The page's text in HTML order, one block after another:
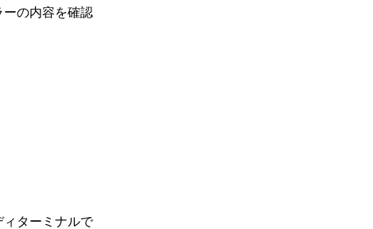
の内容を確認
ィターミナルで